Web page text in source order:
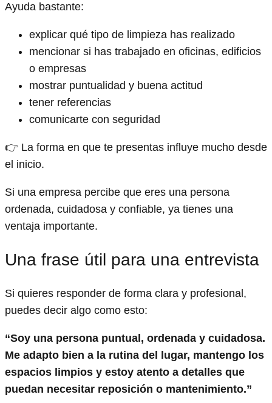
Ayuda bastante:
explicar qué tipo de limpieza has realizado
mencionar si has trabajado en oficinas, edificios
o empresas
mostrar puntualidad y buena actitud
tener referencias
comunicarte con seguridad
👉 La forma en que te presentas influye mucho desde
el inicio.
Si una empresa percibe que eres una persona
ordenada, cuidadosa y confiable, ya tienes una
ventaja importante.
Una frase útil para una entrevista
Si quieres responder de forma clara y profesional,
puedes decir algo como esto:
“Soy una persona puntual, ordenada y cuidadosa.
Me adapto bien a la rutina del lugar, mantengo los
espacios limpios y estoy atento a detalles que
puedan necesitar reposición o mantenimiento.”